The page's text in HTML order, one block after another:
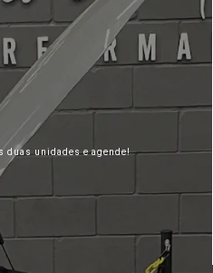
duas unidades e agende!